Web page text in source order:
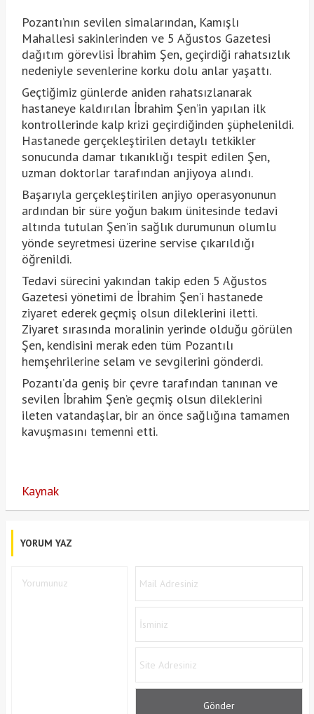
Pozantı’nın sevilen simalarından, Kamışlı
Mahallesi sakinlerinden ve 5 Ağustos Gazetesi
dağıtım görevlisi İbrahim Şen, geçirdiği rahatsızlık
nedeniyle sevenlerine korku dolu anlar yaşattı.
Geçtiğimiz günlerde aniden rahatsızlanarak
hastaneye kaldırılan İbrahim Şen’in yapılan ilk
kontrollerinde kalp krizi geçirdiğinden şüphelenildi.
Hastanede gerçekleştirilen detaylı tetkikler
sonucunda damar tıkanıklığı tespit edilen Şen,
uzman doktorlar tarafından anjiyoya alındı.
Başarıyla gerçekleştirilen anjiyo operasyonunun
ardından bir süre yoğun bakım ünitesinde tedavi
altında tutulan Şen’in sağlık durumunun olumlu
yönde seyretmesi üzerine servise çıkarıldığı
öğrenildi.
Tedavi sürecini yakından takip eden 5 Ağustos
Gazetesi yönetimi de İbrahim Şen’i hastanede
ziyaret ederek geçmiş olsun dileklerini iletti.
Ziyaret sırasında moralinin yerinde olduğu görülen
Şen, kendisini merak eden tüm Pozantılı
hemşehrilerine selam ve sevgilerini gönderdi.
Pozantı’da geniş bir çevre tarafından tanınan ve
sevilen İbrahim Şen’e geçmiş olsun dileklerini
ileten vatandaşlar, bir an önce sağlığına tamamen
kavuşmasını temenni etti.
Kaynak
YORUM YAZ